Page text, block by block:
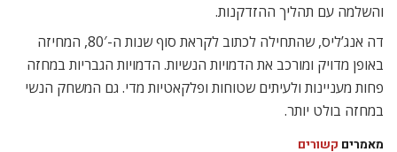
והשלמה עם תהליך ההזדקנות.
דה אנג’ליס, שהתחילה לכתוב לקראת סוף שנות ה-80′, המחיזה
באופן מדויק ומורכב את הדמויות הנשיות. הדמויות הגבריות במחזה
פחות מעניינות ולעיתים שטוחות ופלקאטיות מדי. גם המשחק הנשי
במחזה בולט יותר.
מאמרים קשורים